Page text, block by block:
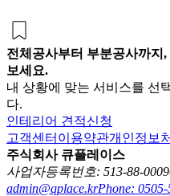
전체공사부터 부분공사까지
보세요.
내 상황에 맞는 서비스를 선
다.
인테리어 견적신청
고객센터 이용약관개인정보
주식회사 큐플레이스
사업자등록번호: 513-88-
admin@qplace.krPhone: